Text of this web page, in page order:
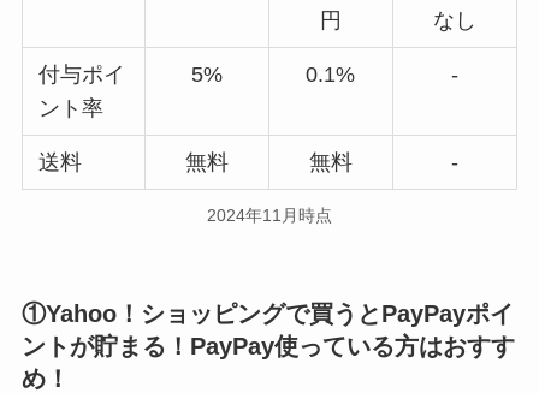
円
なし
付与ポイ
ント率
5% 0.1% -
送料 無料 無料 -
2024年11月時点
①Yahoo！ショッピングで買うとPayPayポイ
ントが貯まる！PayPay使っている方はおすす
め！